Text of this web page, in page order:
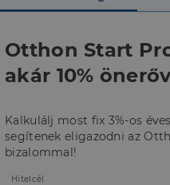
Otthon Start
akár 10%
Kalkulálj most fix 3%-os
segítenek eligazodni az
bizalommal!
Hitelcél